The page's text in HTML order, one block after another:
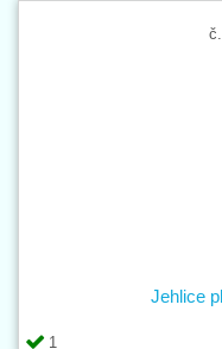
1
Jehlice